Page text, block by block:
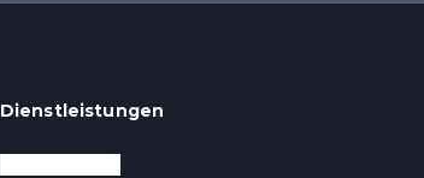
Dienstleistungen